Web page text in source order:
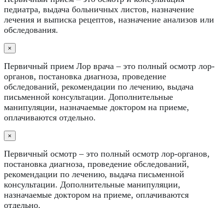
педиатра, выдача больничных листов, назначение
лечения и выписка рецептов, назначение анализов или
обследования.
×
Первичный прием Лор врача – это полный осмотр лор-
органов, постановка диагноза, проведение
обследований, рекомендации по лечению, выдача
письменной консультации. Дополнительные
манипуляции, назначаемые доктором на приеме,
оплачиваются отдельно.
×
Первичный осмотр – это полный осмотр лор-органов,
постановка диагноза, проведение обследований,
рекомендации по лечению, выдача письменной
консультации. Дополнительные манипуляции,
назначаемые доктором на приеме, оплачиваются
отдельно.